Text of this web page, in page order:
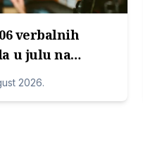
verbalnih
u julu na
od strane
2026.